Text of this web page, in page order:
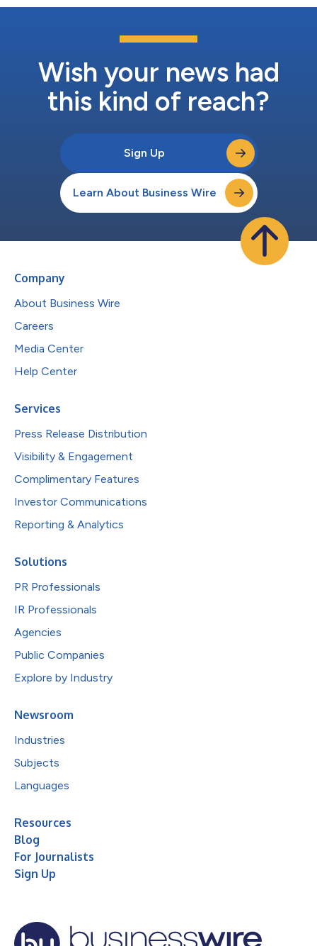
Wish your news had
this kind of reach?
Sign Up
Learn About Business Wire
Company
About Business Wire
Careers
Media Center
Help Center
Services
Press Release Distribution
Visibility & Engagement
Complimentary Features
Investor Communications
Reporting & Analytics
Solutions
PR Professionals
IR Professionals
Agencies
Public Companies
Explore by Industry
Newsroom
Industries
Subjects
Languages
Resources
Blog
For Journalists
Sign Up